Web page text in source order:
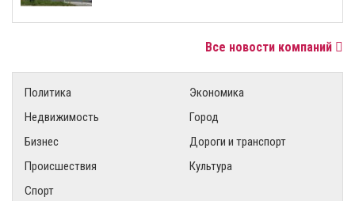
Все новости компаний
Политика
Экономика
Недвижимость
Город
Бизнес
Дороги и транспорт
Происшествия
Культура
Спорт